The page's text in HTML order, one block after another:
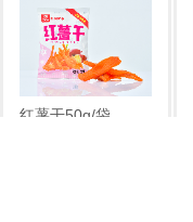
红薯干50g/袋